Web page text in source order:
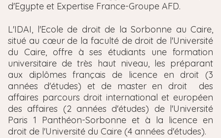
d'Egypte et Expertise France-Groupe AFD.
L'IDAI, l'Ecole de droit de la Sorbonne au Caire,
situé au cœur de la faculté de droit de l'Université
du Caire, offre à ses étudiants une formation
universitaire de très haut niveau, les préparant
aux diplômes français de licence en droit (3
années d'études) et de master en droit des
affaires parcours droit international et européen
des affaires (2 années d'études) de l'Université
Paris 1 Panthéon-Sorbonne et à la licence en
droit de l'Université du Caire (4 années d'études).